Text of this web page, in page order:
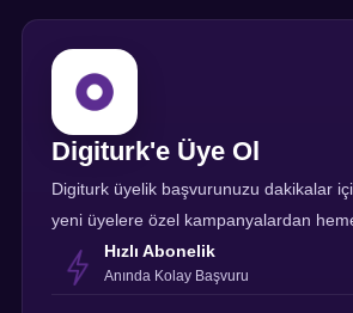
Digiturk'e Üye Ol
Digiturk üyelik başvurunuzu dakikalar
yeni üyelere özel kampanyalardan
Hızlı Abonelik
Anında Kolay Başvuru